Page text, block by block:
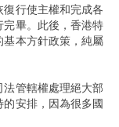
行使主權和完成各
畢。此後，香港特
本方針政策，純屬
管轄權處理絕大部
安排，因為很多國